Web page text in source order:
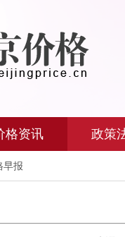
格资讯 政策
早报